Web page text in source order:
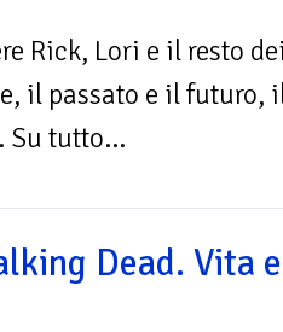
Rick, Lori e il resto
il passato e il futuro,
Su tutto...
Dead. Vita e